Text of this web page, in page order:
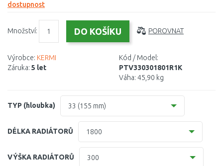
dostupnost
Množství: POROVNAT
Výrobce: KERMI
Záruka: 5 let
Kód / Model:
PTV330301801R1K
Váha: 45,90 kg
TYP (hloubka) 33 (155 mm)
10 (61 mm)
11 (61 mm)
DÉLKA RADIÁTORŮ 1800
VÝŠKA RADIÁTORŮ 300